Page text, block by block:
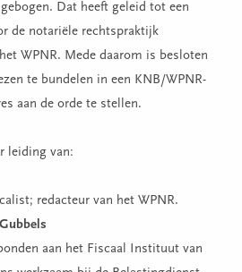
Dat hee­ft geleid tot een
de notariële rechtspraktijk
WPNR. Mede daarom is besloten
te bundelen in een KNB/WPNR-
aan de orde te stellen.
leiding van:
redacteur van het WPNR.
aan het Fiscaal Instituut van